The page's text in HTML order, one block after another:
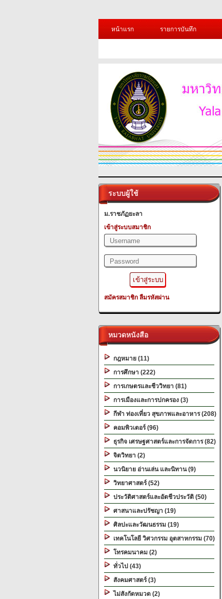
หน้าแรก
รายการบันทึก
ระบบผู้ใช้
ม.ราชภัฏยะลา
เข้าสู่ระบบสมาชิก
สมัครสมาชิก ลืมรหัสผ่าน
หมวดหนังสือ
กฎหมาย (11)
การศึกษา (222)
การเกษตรและชีววิทยา (81)
การเมืองและการปกครอง (3)
กีฬา ท่องเที่ยว สุขภาพและอาหาร (208)
คอมพิวเตอร์ (96)
ธุรกิจ เศรษฐศาสตร์และการจัดการ (82)
จิตวิทยา (2)
นวนิยาย อ่านเล่น และนิทาน (9)
วิทยาศาสตร์ (52)
ประวัติศาสตร์และอัตชีวประวัติ (50)
ศาสนาและปรัชญา (19)
ศิลปะและวัฒนธรรม (19)
เทคโนโลยี วิศวกรรม อุตสาหกรรม (70)
โทรคมนาคม (2)
ทั่วไป (43)
สังคมศาสตร์ (3)
ไม่สังกัดหมวด (2)